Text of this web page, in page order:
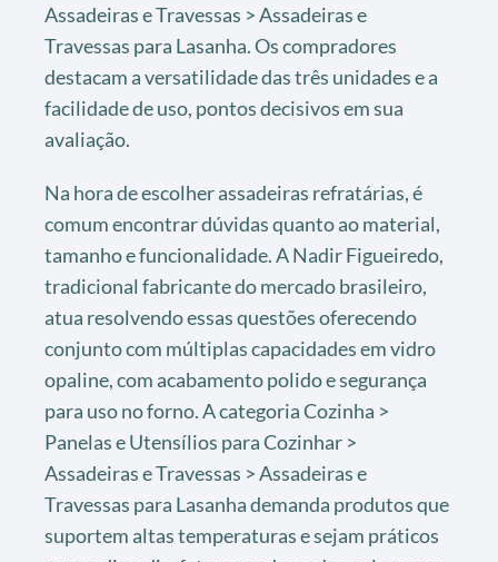
Assadeiras e Travessas > Assadeiras e
Travessas para Lasanha. Os compradores
destacam a versatilidade das três unidades e a
facilidade de uso, pontos decisivos em sua
avaliação.
Na hora de escolher assadeiras refratárias, é
comum encontrar dúvidas quanto ao material,
tamanho e funcionalidade. A Nadir Figueiredo,
tradicional fabricante do mercado brasileiro,
atua resolvendo essas questões oferecendo
conjunto com múltiplas capacidades em vidro
opaline, com acabamento polido e segurança
para uso no forno. A categoria Cozinha >
Panelas e Utensílios para Cozinhar >
Assadeiras e Travessas > Assadeiras e
Travessas para Lasanha demanda produtos que
suportem altas temperaturas e sejam práticos